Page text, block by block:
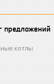
предложений
котлы